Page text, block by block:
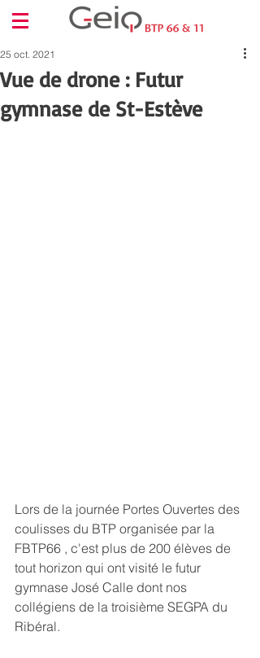
Vue de drone : Futur
gymnase de St-Estève
25 oct. 2021
Lors de la journée Portes Ouvertes des
coulisses du BTP organisée par la
FBTP66 , c'est plus de 200 élèves de
tout horizon qui ont visité le futur
gymnase José Calle dont nos
collégiens de la troisième SEGPA du
Ribéral.